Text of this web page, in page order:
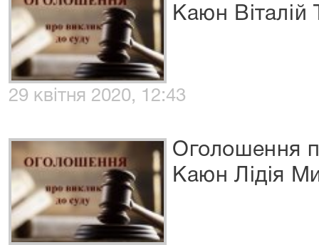
Каюн Віталій
29 квітня 2020, 12:43
Оголошення
Каюн Лідія